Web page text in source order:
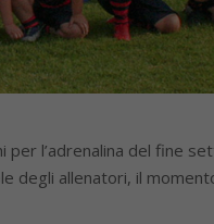
l’adrenalina del fine
degli allenatori, il